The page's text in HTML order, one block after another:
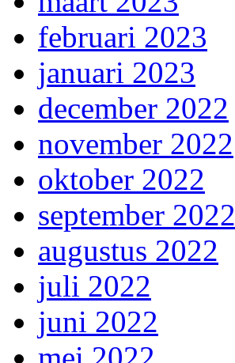
februari 2023
januari 2023
december 2022
november 2022
oktober 2022
september 2022
augustus 2022
juli 2022
juni 2022